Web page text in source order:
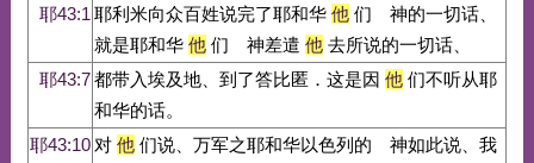
耶43:1 耶利米向众百姓说完了耶和华 他们 神的一切话、
就是耶和华 他们 神差遣 他去所说的一切话、
耶43:7都带入埃及地、到了答比匿．这是因 他们不听从耶
和华的话。
耶43:10 对 他们说、万军之耶和华以色列的 神如此说、我